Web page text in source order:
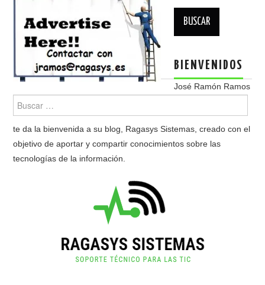
BIENVENIDOS
José Ramón Ramos
te da la bienvenida a su blog, Ragasys Sistemas, creado con el
objetivo de aportar y compartir conocimientos sobre las
tecnologías de la información.